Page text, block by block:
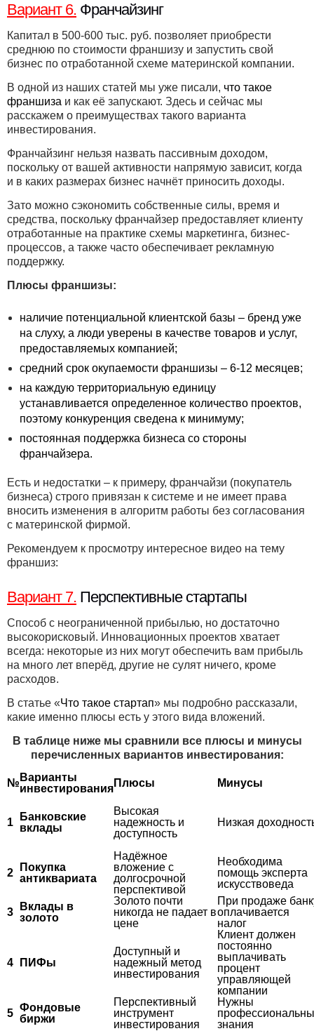
Вариант 6. Франчайзинг
Капитал в 500-600 тыс. руб. позволяет приобрести
среднюю по стоимости франшизу и запустить свой
бизнес по отработанной схеме материнской компании.
В одной из наших статей мы уже писали, что такое
франшиза и как её запускают. Здесь и сейчас мы
расскажем о преимуществах такого варианта
инвестирования.
Франчайзинг нельзя назвать пассивным доходом,
поскольку от вашей активности напрямую зависит, когда
и в каких размерах бизнес начнёт приносить доходы.
Зато можно сэкономить собственные силы, время и
средства, поскольку франчайзер предоставляет клиенту
отработанные на практике схемы маркетинга, бизнес-
процессов, а также часто обеспечивает рекламную
поддержку.
Плюсы франшизы:
наличие потенциальной клиентской базы – бренд уже
на слуху, а люди уверены в качестве товаров и услуг,
предоставляемых компанией;
средний срок окупаемости франшизы – 6-12 месяцев;
на каждую территориальную единицу
устанавливается определенное количество проектов,
поэтому конкуренция сведена к минимуму;
постоянная поддержка бизнеса со стороны
франчайзера.
Есть и недостатки – к примеру, франчайзи (покупатель
бизнеса) строго привязан к системе и не имеет права
вносить изменения в алгоритм работы без согласования
с материнской фирмой.
Рекомендуем к просмотру интересное видео на тему
франшиз:
Вариант 7. Перспективные стартапы
Способ с неограниченной прибылью, но достаточно
высокорисковый. Инновационных проектов хватает
всегда: некоторые из них могут обеспечить вам прибыль
на много лет вперёд, другие не сулят ничего, кроме
расходов.
В статье «Что такое стартап» мы подробно рассказали,
какие именно плюсы есть у этого вида вложений.
В таблице ниже мы сравнили все плюсы и минусы
перечисленных вариантов инвестирования:
№ Варианты
инвестированияПлюсы Минусы
1
Банковские
вклады
Высокая
надежность и
доступность
Низкая
2
Покупка
антиквариата
Надёжное
вложение с
долгосрочной
перспективой
Необходима
помощь эксперта
искусствоведа
3
Вклады в
золото
Золото почти
никогда не падает в
цене
При продаже
оплачивается
налог
4 ПИФы
Доступный и
надежный метод
инвестирования
Клиент должен
постоянно
выплачивать
процент
управляющей
компании
5 Фондовые
биржи
Перспективный
инструмент
инвестирования
Нужны
знания